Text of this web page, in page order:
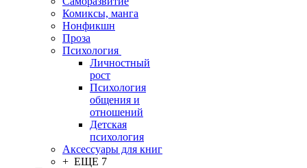
Комиксы, манга
Нонфикшн
Проза
Психология
Личностный
рост
Психология
общения и
отношений
Детская
психология
Аксессуары для книг
+ ЕЩЕ 7